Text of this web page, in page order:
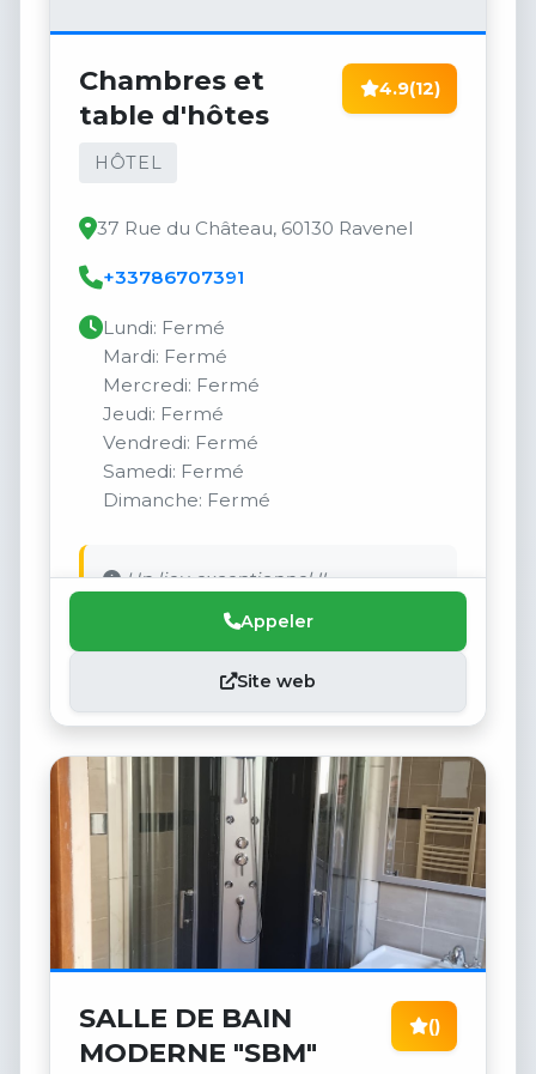
Chambres et
table d'hôtes
HÔTEL
4.9(12)
37 Rue du Château, 60130 Ravenel
+33786707391
Lundi: Fermé
Mardi: Fermé
Mercredi: Fermé
Jeudi: Fermé
Vendredi: Fermé
Samedi: Fermé
Dimanche: Fermé
Un lieu exceptionnel !!
Appeler
Site web
SALLE DE BAIN
MODERNE "SBM"
()